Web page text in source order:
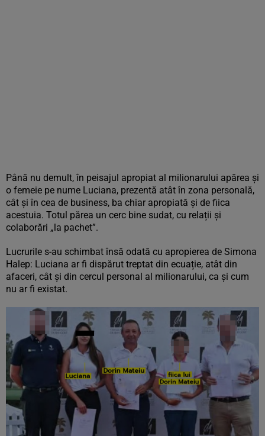
Până nu demult, în peisajul apropiat al milionarului apărea și
o femeie pe nume Luciana, prezentă atât în zona personală,
cât și în cea de business, ba chiar apropiată și de fiica
acestuia. Totul părea un cerc bine sudat, cu relații și
colaborări „la pachet”.
Lucrurile s-au schimbat însă odată cu apropierea de Simona
Halep: Luciana ar fi dispărut treptat din ecuație, atât din
afaceri, cât și din cercul personal al milionarului, ca și cum
nu ar fi existat.